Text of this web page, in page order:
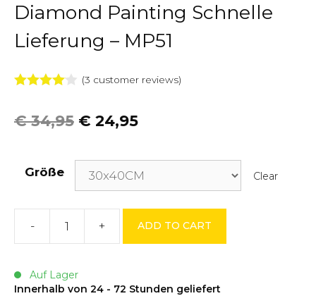
Diamond Painting Schnelle
Lieferung – MP51
(3 customer reviews)
€34,95 € 24,95
Größe Clear
-
Diamond
Lieferung
+ ADD TO CART
Auf Lager
Innerhalb von 24 - 72 Stunden geliefert